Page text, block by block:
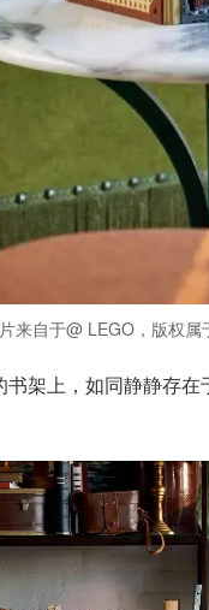
来自于@ LEGO，版权属
书架上，如同静静存在